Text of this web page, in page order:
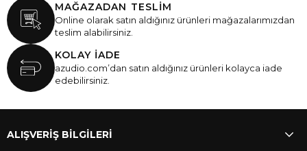
MAĞAZADAN TESLİM
Online olarak satın aldığınız ürünleri mağazalarımızdan
teslim alabilirsiniz.
KOLAY İADE
azudio.com’dan satın aldığınız ürünleri kolayca iade
edebilirsiniz.
ALIŞVERİŞ BİLGİLERİ